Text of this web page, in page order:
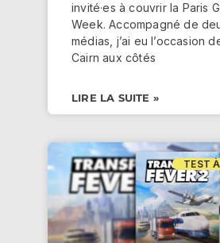
invité·es à couvrir la Paris
Week. Accompagné de
médias, j’ai eu l’occasion
Cairn aux côtés
LIRE LA SUITE »
TEST